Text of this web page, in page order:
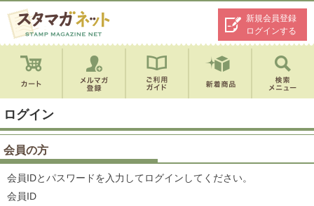
新規会員登録
ログインする
ログイン
会員の方
会員IDとパスワードを入力してログインしてください。
会員ID